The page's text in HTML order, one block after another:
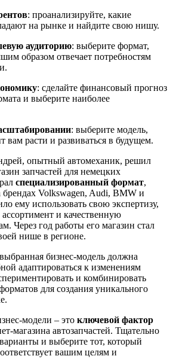
: проанализируйте, какие
на рынке и найдите свою нишу.
аудиторию: выберите формат,
образом отвечает потребностям
: сделайте финансовый прогноз
и выберите наиболее
: выберите модель,
вам расти и развиваться в будущем.
опытный автомеханик, решил
запчастей для немецких
специализированный формат,
Volkswagen, Audi, BMW и
ему использовать свою экспертизу,
и качественную
Через год работы его магазин стал
нише в регионе.
бизнес-модель должна
адаптироваться к изменениям
и комбинировать
для создания уникального
модели – это ключевой фактор
магазина автозапчастей. Тщательно
и выберите тот, который
вашим целям и